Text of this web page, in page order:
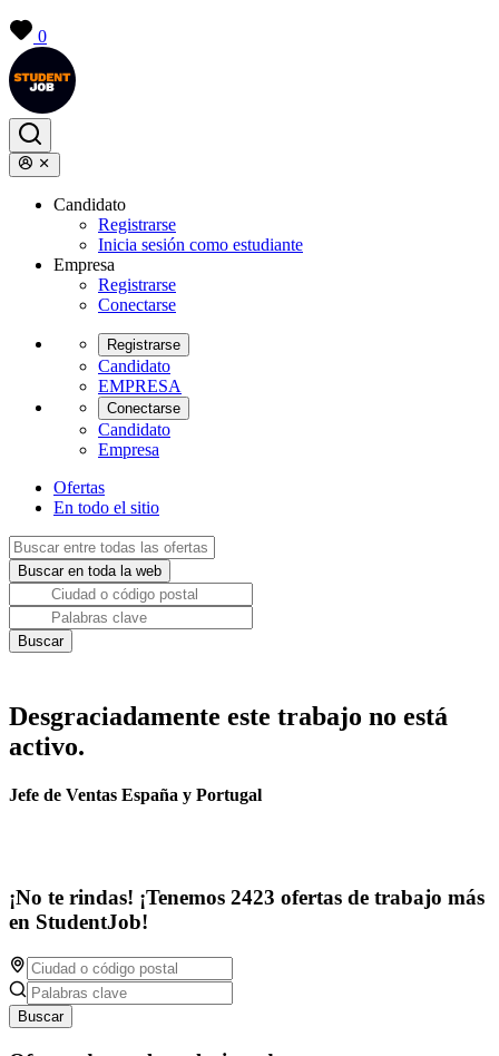
0
Candidato
Registrarse
Inicia sesión como estudiante
Empresa
Registrarse
Conectarse
Registrarse
Candidato
EMPRESA
Conectarse
Candidato
Empresa
Ofertas
En todo el sitio
Desgraciadamente este trabajo no está
activo.
Jefe de Ventas España y Portugal
¡No te rindas! ¡Tenemos 2423 ofertas de trabajo más
en StudentJob!
Buscar